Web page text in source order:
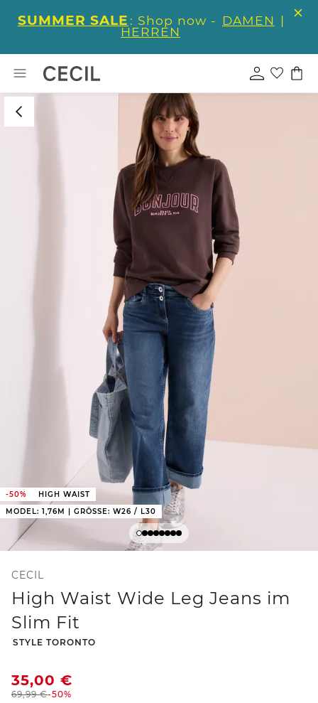
SUMMER SALE : Shop now - DAMEN |
HERREN
-50%
HIGH WAIST
MODEL: 1,76M | GRÖSSE: W26 / L30
CECIL
High Waist Wide Leg Jeans im
Slim Fit
-
STYLE TORONTO
35,00 €
69,99€-50%